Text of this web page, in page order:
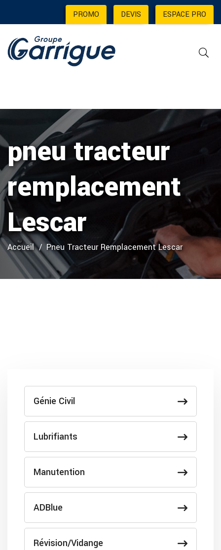
PROMO | DEVIS | ESPACE PRO
pneu tracteur
remplacement
Lescar
Accueil Pneu Tracteur Remplacement Lescar
Génie Civil
Lubrifiants
Manutention
ADBlue
Révision/Vidange